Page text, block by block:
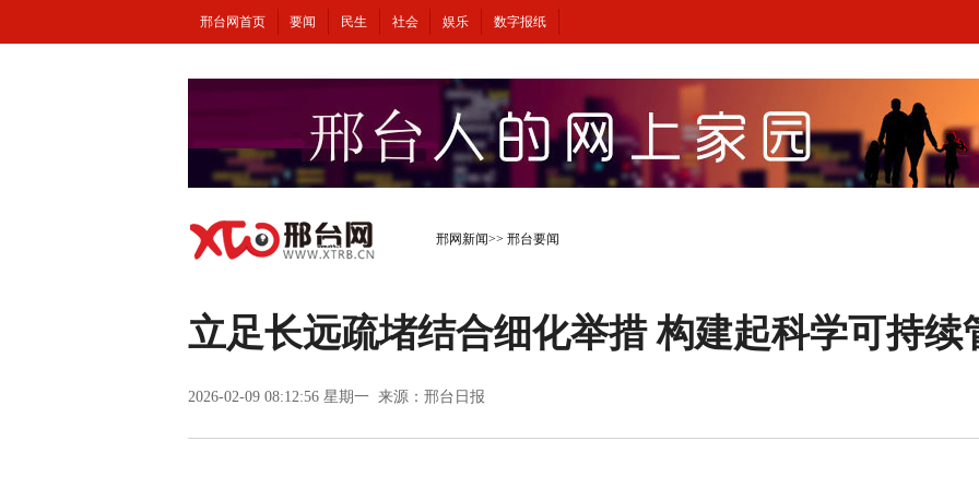
邢台网首页 要闻 民生 社会 娱乐 数字报纸
邢网新闻>> 邢台要闻
立足长远疏堵结合细化举措 构建起科学可持续
2026-02-09 08:12:56 星期一 来源：邢台日报